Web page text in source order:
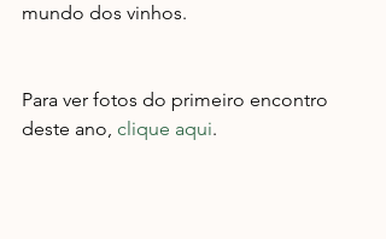
mundo dos vinhos.
Para ver fotos do primeiro encontro
deste ano, clique aqui.